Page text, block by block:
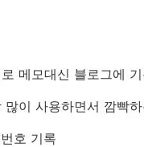
메모대신 블로그에
많이 사용하면서 깜빡
호 기록